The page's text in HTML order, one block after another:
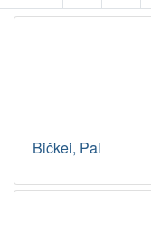
Bičkei, Pal